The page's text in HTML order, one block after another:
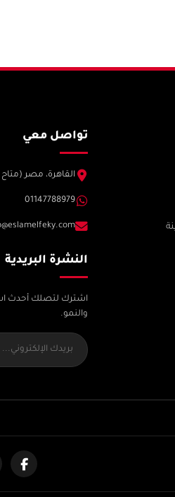
تواصل معي
القاهرة، مصر
01147788979
النشرة البريدية
اشترك لتصلك أحدث
والنمو.